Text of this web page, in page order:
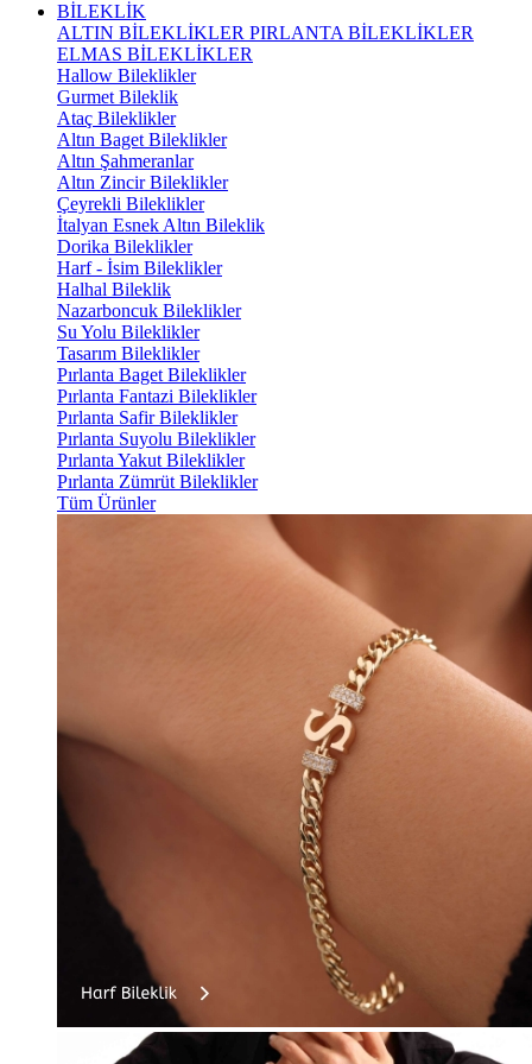
BİLEKLİK
ALTIN BİLEKLİKLER PIRLANTA BİLEKLİKLER
ELMAS BİLEKLİKLER
Hallow Bileklikler
Gurmet Bileklik
Ataç Bileklikler
Altın Baget Bileklikler
Altın Şahmeranlar
Altın Zincir Bileklikler
Çeyrekli Bileklikler
İtalyan Esnek Altın Bileklik
Dorika Bileklikler
Harf - İsim Bileklikler
Halhal Bileklik
Nazarboncuk Bileklikler
Su Yolu Bileklikler
Tasarım Bileklikler
Pırlanta Baget Bileklikler
Pırlanta Fantazi Bileklikler
Pırlanta Safir Bileklikler
Pırlanta Suyolu Bileklikler
Pırlanta Yakut Bileklikler
Pırlanta Zümrüt Bileklikler
Tüm Ürünler